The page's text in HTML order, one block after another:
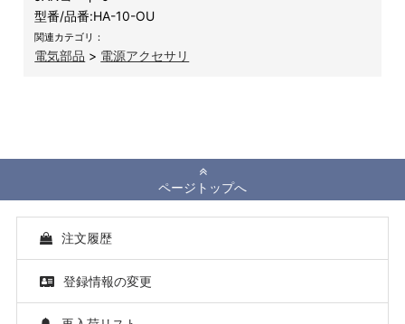
型番/品番:HA-10-OU
関連カテゴリ：
電気部品 > 電源アクセサリ
ページトップへ
注文履歴
登録情報の変更